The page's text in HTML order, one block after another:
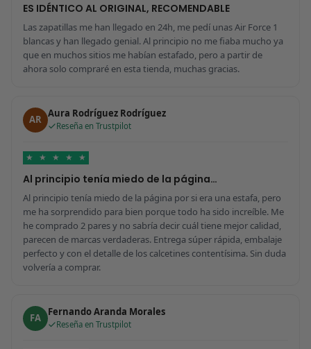
ES IDÉNTICO AL ORIGINAL, RECOMENDABLE
Las zapatillas me han llegado en 24h, me pedí unas Air Force 1
blancas y han llegado genial. Al principio no me fiaba mucho ya
que en muchos sitios me habían estafado, pero a partir de
ahora solo compraré en esta tienda, muchas gracias.
AR Aura Rodríguez Rodríguez
Reseña en Trustpilot
★ ★ ★ ★ ★
Al principio tenía miedo de la página…
Al principio tenía miedo de la página por si era una estafa, pero
me ha sorprendido para bien porque todo ha sido increíble. Me
he comprado 2 pares y no sabría decir cuál tiene mejor calidad,
parecen de marcas verdaderas. Entrega súper rápida, embalaje
perfecto y con el detalle de los calcetines contentísima. Sin duda
volvería a comprar.
FA Fernando Aranda Morales
Reseña en Trustpilot